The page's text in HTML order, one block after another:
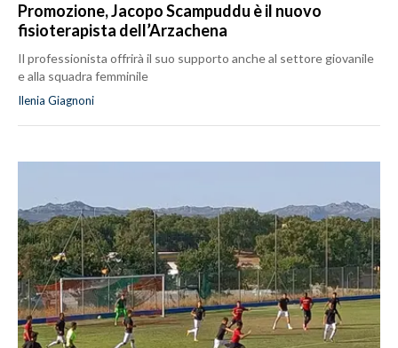
Promozione, Jacopo Scampuddu è il nuovo
fisioterapista dell’Arzachena
Il professionista offrirà il suo supporto anche al settore giovanile
e alla squadra femminile
Ilenia Giagnoni